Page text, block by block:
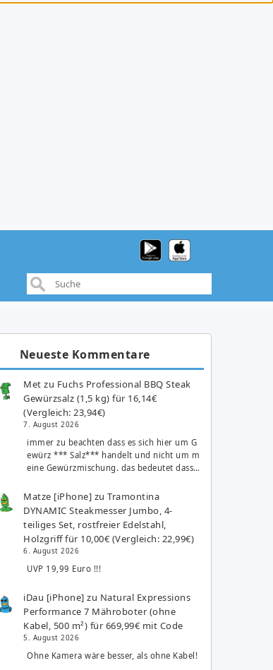
Neueste Kommentare
Met zu Fuchs Professional BBQ Steak
Gewürzsalz (1,5 kg) für 16,14€
(Vergleich: 23,94€)
7. August 2026
immer zu beachten dass es sich hier um G
ewürz *** Salz*** handelt und nicht um m
eine Gewürzmischung. das bedeutet dass…
Matze [iPhone] zuTramontina
DYNAMIC Steakmesser Jumbo, 4-
teiliges Set, rostfreier Edelstahl,
Holzgriff für 10,00€ (Vergleich: 22,99€)
6. August 2026
UVP 19,99 Euro !!!
iDau [iPhone] zu Natural Expressions
Performance 7 Mähroboter (ohne
Kabel, 500 m²) für 669,99€ mit Code
5. August 2026
Ohne Kamera wäre besser, als ohne Kabel!